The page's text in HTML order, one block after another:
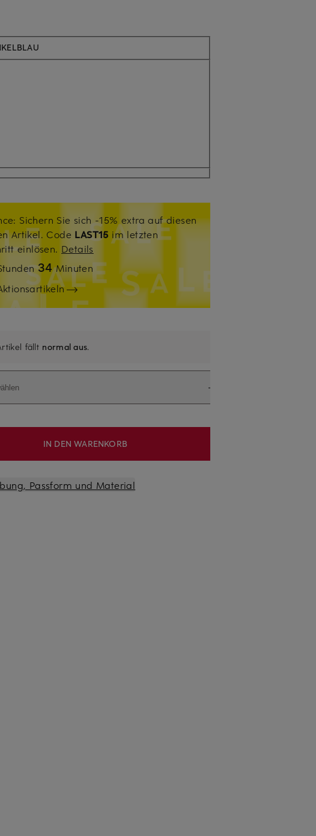
Sichern Sie sich -15% extra auf diesen
Artikel. Code LAST15 im letzten
einlösen. Details
34Minuten
fällt normal aus.
IN DEN WARENKORB
Passform und Material